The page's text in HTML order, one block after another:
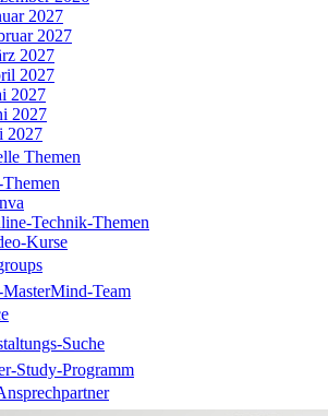
2027
2027
2027
2027
2027
2027
2027
Themen
Technik-Themen
Kurse
Team
Suche
Study-Programm